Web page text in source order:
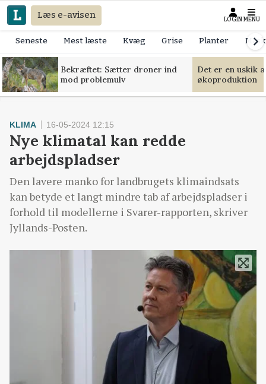
Læs e-avisen LOGIN MENU
Seneste Mest læste Kvæg Grise Planter
Bekræftet: Sætter droner ind
mod problemulv
Det er en uskik
økoproduktion
KLIMA 16-05-2024 12:15
Nye klimatal kan redde
arbejdspladser
Den lavere manko for landbrugets klimaindsats
kan betyde et langt mindre tab af arbejdspladser i
forhold til modellerne i Svarer-rapporten, skriver
Jyllands-Posten.